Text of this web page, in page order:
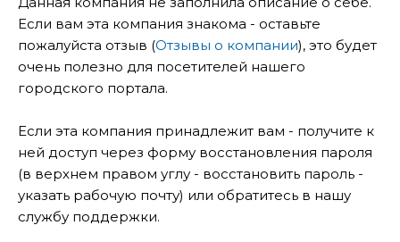
Если вам эта компания знакома - оставьте
пожалуйста отзыв (Отзывы о компании), это будет
очень полезно для посетителей нашего
городского портала.
Если эта компания принадлежит вам - получите к
ней доступ через форму восстановления пароля
(в верхнем правом углу - восстановить пароль -
указать рабочую почту) или обратитесь в нашу
службу поддержки.